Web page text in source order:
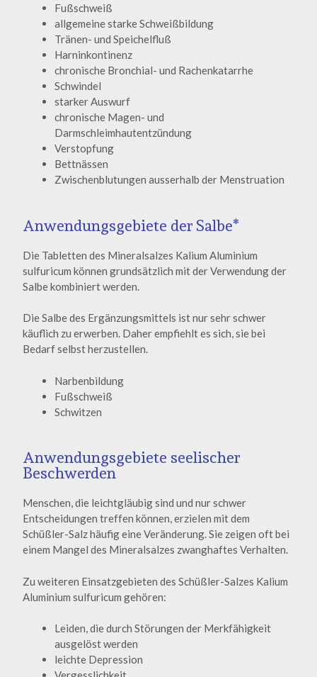
Fußschweiß
allgemeine starke Schweißbildung
Tränen- und Speichelfluß
Harninkontinenz
chronische Bronchial- und Rachenkatarrhe
Schwindel
starker Auswurf
chronische Magen- und
Darmschleimhautentzündung
Verstopfung
Bettnässen
Zwischenblutungen ausserhalb der Menstruation
Anwendungsgebiete der Salbe*
Die Tabletten des Mineralsalzes Kalium Aluminium
sulfuricum können grundsätzlich mit der Verwendung der
Salbe kombiniert werden.
Die Salbe des Ergänzungsmittels ist nur sehr schwer
käuflich zu erwerben. Daher empfiehlt es sich, sie bei
Bedarf selbst herzustellen.
Narbenbildung
Fußschweiß
Schwitzen
Anwendungsgebiete seelischer
Beschwerden
Menschen, die leichtgläubig sind und nur schwer
Entscheidungen treffen können, erzielen mit dem
Schüßler-Salz häufig eine Veränderung. Sie zeigen oft bei
einem Mangel des Mineralsalzes zwanghaftes Verhalten.
Zu weiteren Einsatzgebieten des Schüßler-Salzes Kalium
Aluminium sulfuricum gehören:
Leiden, die durch Störungen der Merkfähigkeit
ausgelöst werden
leichte Depression